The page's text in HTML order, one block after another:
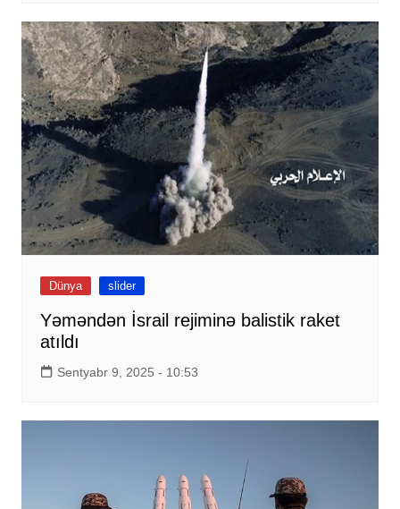
Dünya slider
Yəməndən İsrail rejiminə balistik raket
atıldı
Sentyabr 9, 2025 - 10:53